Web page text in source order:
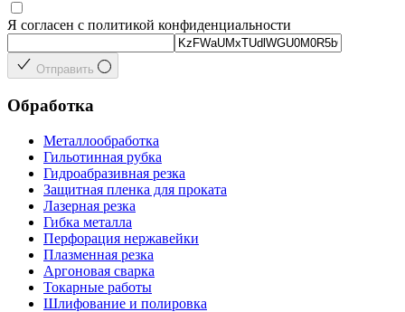
Я согласен с политикой конфиденциальности
Отправить
Обработка
Металлообработка
Гильотинная рубка
Гидроабразивная резка
Защитная пленка для проката
Лазерная резка
Гибка металла
Перфорация нержавейки
Плазменная резка
Аргоновая сварка
Токарные работы
Шлифование и полировка